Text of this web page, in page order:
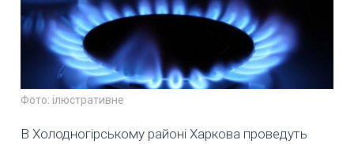
Фото: ілюстративне
В Холодногірському районі Харкова проведуть